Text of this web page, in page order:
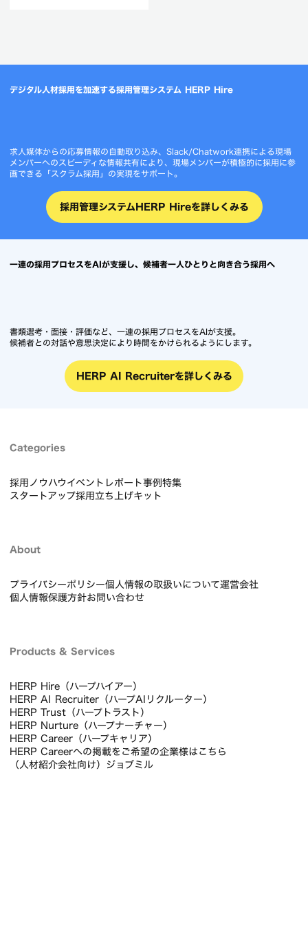
デジタル人材採用を加速する採用管理システム HERP Hire
求人媒体からの応募情報の自動取り込み、Slack/Chatwork連携による現場
メンバーへのスピーディな情報共有により、現場メンバーが積極的に採用に参
画できる「スクラム採用」の実現をサポート。
採用管理システムHERP Hireを詳しくみる
一連の採用プロセスをAIが支援し、候補者一人ひとりと向き合う採用へ
書類選考・面接・評価など、一連の採用プロセスをAIが支援。
候補者との対話や意思決定により時間をかけられるようにします。
HERP AI Recruiterを詳しくみる
Categories
採用ノウハウイベントレポート事例特集
スタートアップ採用立ち上げキット
About
プライバシーポリシー個人情報の取扱いについて運営会社
個人情報保護方針お問い合わせ
Products & Services
HERP Hire（ハープハイアー）
HERP AI Recruiter（ハープAIリクルーター）
HERP Trust（ハープトラスト）
HERP Nurture（ハープナーチャー）
HERP Career（ハープキャリア）
HERP Careerへの掲載をご希望の企業様はこちら
（人材紹介会社向け）ジョブミル